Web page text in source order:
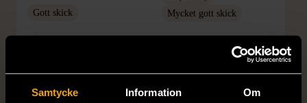
Samtycke Information Om
Gott skick
Mycket gott skick